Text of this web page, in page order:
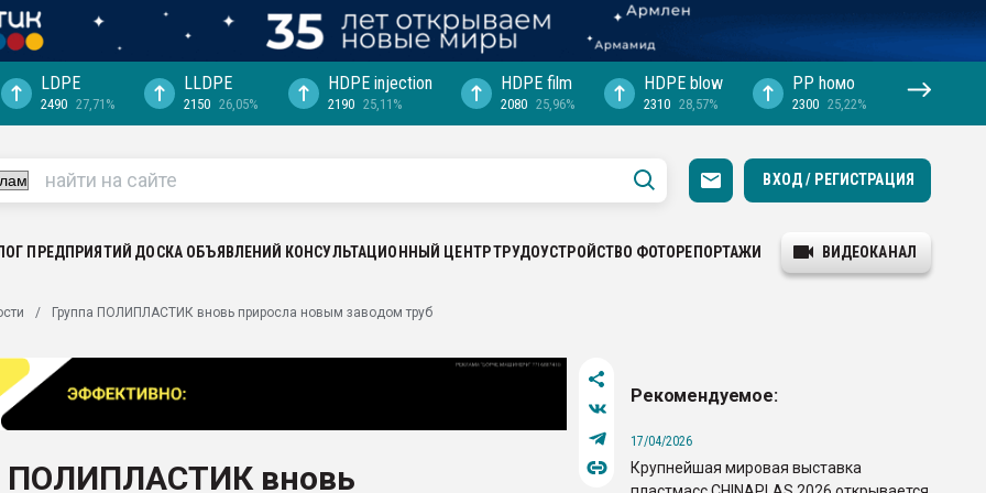
выходит на
рынке
LDPE
2490 27,71%
LLDPE
2150 26,05%
HDPE injection
2190 25,11%
HDPE film
2080 25,96%
HDPE blow
2310 28,57%
PP hомо
2300 25,22%
ВХОД / РЕГИСТРАЦИЯ
ПРЕДПРИЯТИЙ ДОСКА ОБЪЯВЛЕНИЙ КОНСУЛЬТАЦИОННЫЙ ЦЕНТРТРУДОУСТРОЙСТВО ФОТОРЕПОРТАЖИ ВИДЕОКАНАЛ
Группа ПОЛИПЛАСТИК вновь приросла новым заводом труб
ПОЛИПЛАСТИК вновь
Рекомендуемое:
17/04/2026
Крупнейшая мировая выставка